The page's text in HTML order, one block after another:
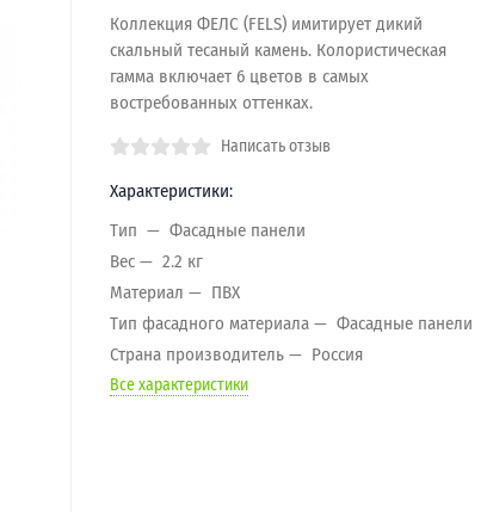
Коллекция ФЕЛС (FELS) имитирует дикий
скальный тесаный камень. Колористическая
гамма включает 6 цветов в самых
востребованных оттенках.
Написать отзыв
Характеристики:
Тип
Фасадные панели
Вес
2.2 кг
Материал
ПВХ
Тип фасадного материала
Фасадные панели
Страна производитель
Россия
Все характеристики